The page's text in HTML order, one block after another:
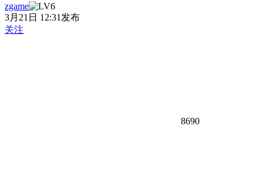
zgame
3月21日 12:31发布
关注
8690